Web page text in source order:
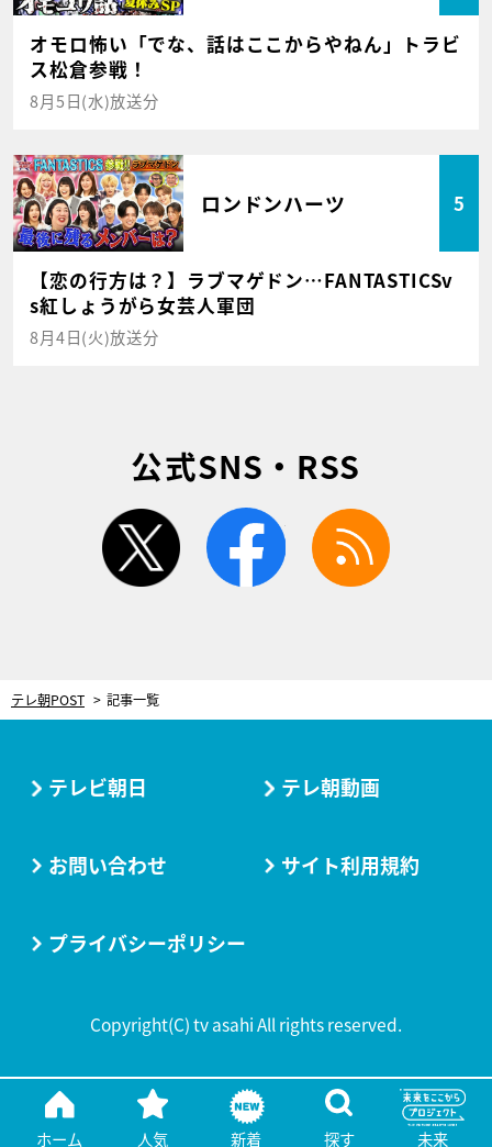
オモロ怖い「でな、話はここからやねん」トラビ
ス松倉参戦！
8月5日(水)放送分
ロンドンハーツ 5
【恋の行方は？】ラブマゲドン…FANTASTICSv
s紅しょうがら女芸人軍団
8月4日(火)放送分
公式SNS・RSS
twitter facebook
テレ朝POST 記事一覧
ホーム 人気 新着 探す 未来
テレビ朝日 テレ朝動画
お問い合わせ サイト利用規約
プライバシーポリシー
Copyright(C) tv asahi All rights reserved.